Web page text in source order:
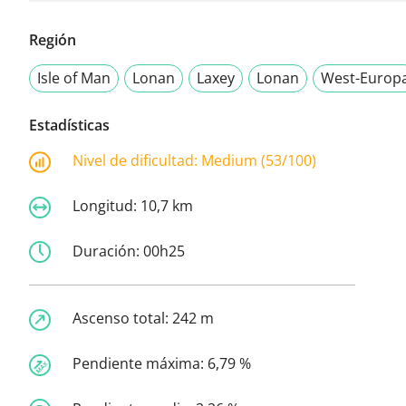
Región
Isle of Man
Lonan Laxey Lonan West-
Estadísticas
Nivel de dificultad: Medium (53/100)
Longitud: 10,7 km
Duración: 00h25
Ascenso total: 242 m
Pendiente máxima: 6,79 %